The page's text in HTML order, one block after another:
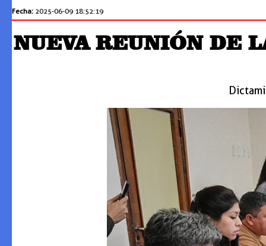
Fecha: 2025-06-09 18:52:19
NUEVA REUNIÓN DE